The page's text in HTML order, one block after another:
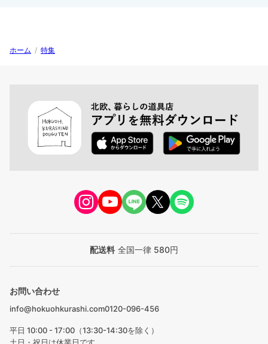
ホーム / 特集
配送料 全国一律 580円
お問い合わせ
info@hokuohkurashi.com0120-096-456
平日 10:00 - 17:00（13:30-14:30を除く）
土日・祝日は休業日です